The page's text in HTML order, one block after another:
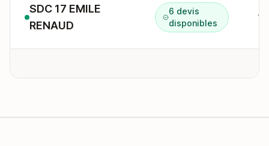
SDC 17 EMILE
RENAUD
6 devis
disponibles